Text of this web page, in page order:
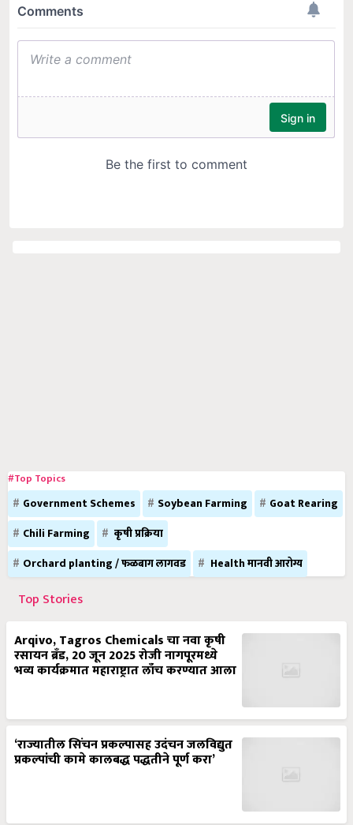
#Top Topics
Government Schemes Soybean Farming
Goat Rearing
Chili Farming
कृषी प्रक्रिया
Orchard planting / फळबाग लागवड
Health मानवी आरोग्य
Top Stories
Arqivo, Tagros Chemicals चा नवा कृषी
रसायन ब्रँड, 20 जून 2025 रोजी नागपूरमध्ये
भव्य कार्यक्रमात महाराष्ट्रात लाँच करण्यात आला
‘राज्यातील सिंचन प्रकल्पासह उदंचन जलविद्युत
प्रकल्पांची कामे कालबद्ध पद्धतीने पूर्ण करा’